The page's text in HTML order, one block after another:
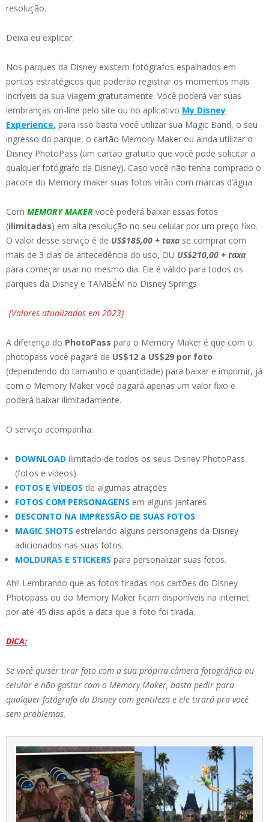
resolução.
Deixa eu explicar:
Nos parques da Disney existem fotógrafos espalhados em
pontos estratégicos que poderão registrar os momentos mais
incríveis da sua viagem gratuitamente. Você poderá ver suas
lembranças on-line pelo site ou no aplicativo My Disney
Experience, para isso basta você utilizar sua Magic Band, o seu
ingresso do parque, o cartão Memory Maker ou ainda utilizar o
Disney PhotoPass (um cartão gratuito que você pode solicitar a
qualquer fotógrafo da Disney). Caso você não tenha comprado o
pacote do Memory maker suas fotos virão com marcas d’água.
Com MEMORY MAKER você poderá baixar essas fotos
(ilimitadas) em alta resolução no seu celular por um preço fixo.
O valor desse serviço é de US$185,00 + taxa se comprar com
mais de 3 dias de antecedência do uso, OU US$210,00 + taxa
para começar usar no mesmo dia. Ele é válido para todos os
parques da Disney e TAMBÉM no Disney Springs.
{Valores atualizados em 2023}
A diferença do PhotoPass para o Memory Maker é que com o
photopass você pagará de US$12 a US$29 por foto
(dependendo do tamanho e quantidade) para baixar e imprimir, já
com o Memory Maker você pagará apenas um valor fixo e
poderá baixar ilimitadamente.
O serviço acompanha:
DOWNLOAD ilimitado de todos os seus Disney PhotoPass
(fotos e vídeos).
FOTOS E VÍDEOS de algumas atrações
FOTOS COM PERSONAGENS em alguns jantares
DESCONTO NA IMPRESSÃO DE SUAS FOTOS
MAGIC SHOTS estrelando alguns personagens da Disney
adicionados nas suas fotos.
MOLDURAS E STICKERS para personalizar suas fotos.
Ah!! Lembrando que as fotos tiradas nos cartões do Disney
Photopass ou do Memory Maker ficam disponíveis na internet
por até 45 dias após a data que a foto foi tirada.
DICA:
Se você quiser tirar foto com a sua própria câmera fotográfica ou
celular e não gastar com o Memory Maker, basta pedir para
qualquer fotógrafo da Disney com gentileza e ele tirará pra você
sem problemas.